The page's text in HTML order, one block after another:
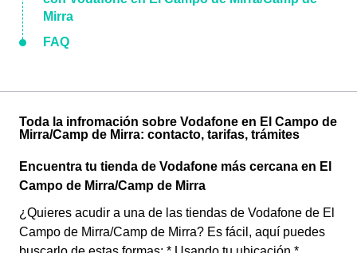
Mirra
FAQ
Toda la infromación sobre Vodafone en El Campo de
Mirra/Camp de Mirra: contacto, tarifas, trámites
Encuentra tu tienda de Vodafone más cercana en El
Campo de Mirra/Camp de Mirra
¿Quieres acudir a una de las tiendas de Vodafone de El
Campo de Mirra/Camp de Mirra? Es fácil, aquí puedes